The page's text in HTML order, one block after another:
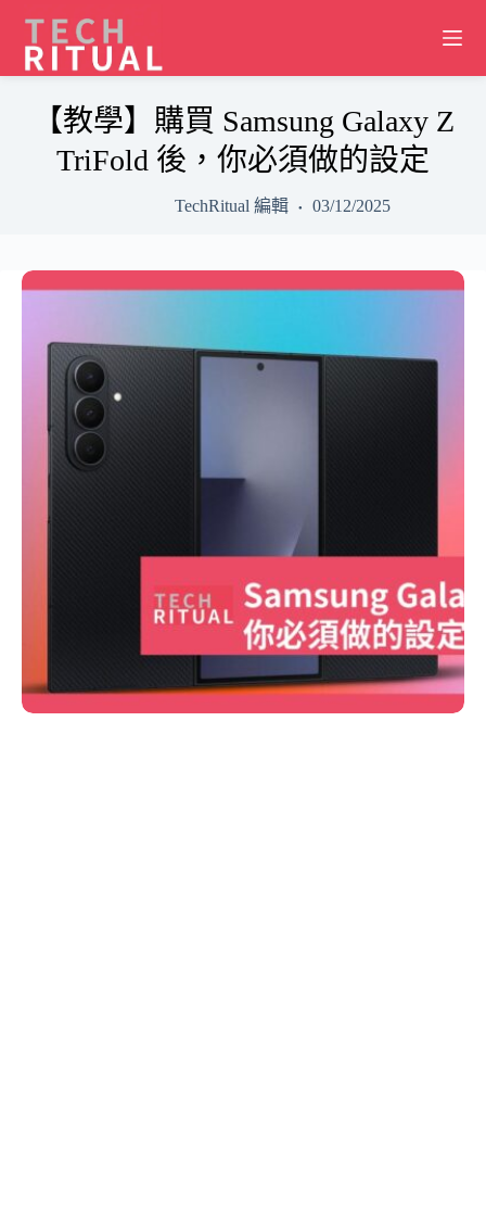
content
【教學】購買 Samsung Galaxy Z
TriFold 後，你必須做的設定
TechRitual 編輯 03/12/2025